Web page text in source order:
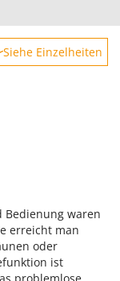
Siehe Einzelheiten
Bedienung waren
erreicht man
oder
ist